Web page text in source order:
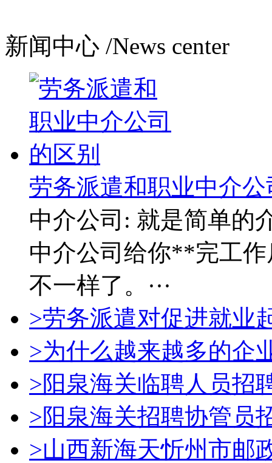
新闻中心 /News center
劳务派遣和职业中介
中介公司: 就是简单的
中介公司给你**完工
不一样了。···
>劳务派遣对促进就业
>为什么越来越多的企
>阳泉海关临聘人员招
>阳泉海关招聘协管员
>山西新海天忻州市邮